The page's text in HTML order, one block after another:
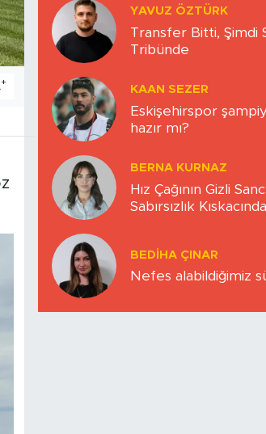
+
YAVUZ ÖZTÜRK
Transfer Bitti, Şimdi
Tribünde
KAAN SEZER
Eskişehirspor
hazır mı?
BERNA KURNAZ
Hız Çağının Gizli
Sabırsızlık Kıskacında
BEDIHA ÇINAR
Nefes alabildiğimiz